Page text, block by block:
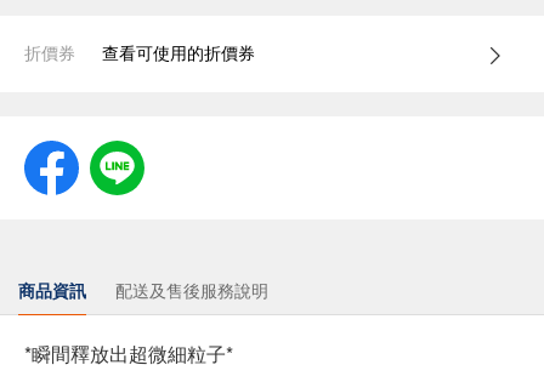
折價券 查看可使用的折價券
商品資訊 配送及售後服務說明
*瞬間釋放出超微細粒子*